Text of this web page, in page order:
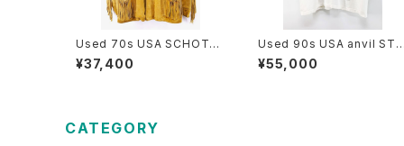
Used 70s USA SCHOTT
Camel Brown Suede Lea
ther Fringe Jacket Size 4
¥37,400
Used 90s USA anvil STA
R WARS BOBA FETT Big
Face Graphic T-Shirt Siz
¥55,000
CATEGORY